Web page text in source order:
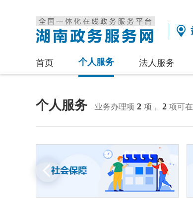
首页 个人服务 法人服务
个人服务 业务办理项 2 项， 2 项可